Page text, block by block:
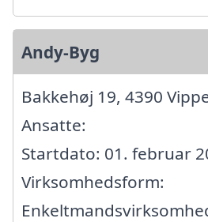
Andy-Byg
Bakkehøj 19, 4390
Ansatte:
Startdato: 01. februar
Virksomhedsform: